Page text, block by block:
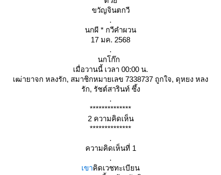
ขวัญจินตกวี
.
นกผี * กวีคำผวน
17 มค. 2568
.
นกโก๊ก
เมื่อวานนี้ เวลา 00:00 น.
เฒ่ายาจก หลงรัก, สมาชิกหมายเลข 7338737 ถูกใจ, ดุหยง หลง
รัก, รัชต์สารินท์ ซึ้ง
.
**************
2 ความคิดเห็น
**************
.
ความคิดเห็นที่ 1
.
เขาคิดเวชทะเบียน